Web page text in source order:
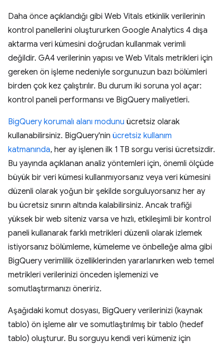
Daha önce açıklandığı gibi Web Vitals etkinlik verilerinin
kontrol panellerini oluştururken Google Analytics 4 dışa
aktarma veri kümesini doğrudan kullanmak verimli
değildir. GA4 verilerinin yapısı ve Web Vitals metrikleri için
gereken ön işleme nedeniyle sorgunuzun bazı bölümleri
birden çok kez çalıştırılır. Bu durum iki soruna yol açar:
kontrol paneli performansı ve BigQuery maliyetleri.
BigQuery korumalı alanı modunu ücretsiz olarak
kullanabilirsiniz. BigQuery'nin ücretsiz kullanım
katmanında, her ay işlenen ilk 1 TB sorgu verisi ücretsizdir.
Bu yayında açıklanan analiz yöntemleri için, önemli ölçüde
büyük bir veri kümesi kullanmıyorsanız veya veri kümesini
düzenli olarak yoğun bir şekilde sorguluyorsanız her ay
bu ücretsiz sınırın altında kalabilirsiniz. Ancak trafiği
yüksek bir web siteniz varsa ve hızlı, etkileşimli bir kontrol
paneli kullanarak farklı metrikleri düzenli olarak izlemek
istiyorsanız bölümleme, kümeleme ve önbelleğe alma gibi
BigQuery verimlilik özelliklerinden yararlanırken web temel
metrikleri verilerinizi önceden işlemenizi ve
somutlaştırmanızı öneririz.
Aşağıdaki komut dosyası, BigQuery verilerinizi (kaynak
tablo) ön işleme alır ve somutlaştırılmış bir tablo (hedef
tablo) oluşturur. Bu sorguyu kendi veri kümeniz için